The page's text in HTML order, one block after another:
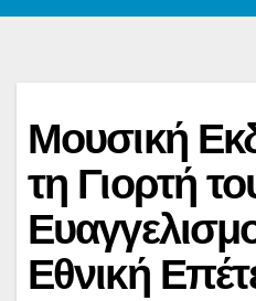
Μουσική
τη Γιορτή
Εθνική